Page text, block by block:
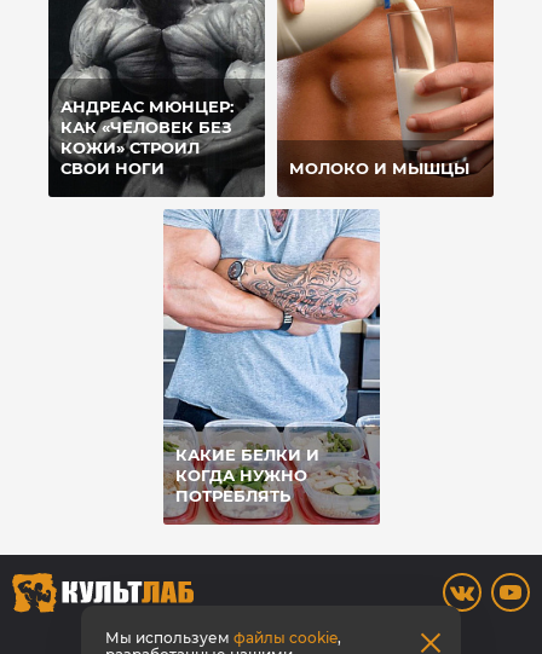
АНДРЕАС МЮНЦЕР:
КАК «ЧЕЛОВЕК БЕЗ
КОЖИ» СТРОИЛ
СВОИ НОГИ
МОЛОКО И МЫШЦЫ
КАКИЕ БЕЛКИ И
КОГДА НУЖНО
ПОТРЕБЛЯТЬ
8 (909) 543-97-76
Мы используемфайлы cookie,